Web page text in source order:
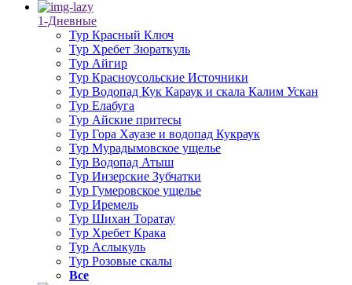
1-Дневные
Тур Красный Ключ
Тур Хребет Зюраткуль
Тур Айгир
Тур Красноусольские Источники
Тур Водопад Кук Караук и скала Калим Ускан
Тур Елабуга
Тур Айские притесы
Тур Гора Хауазе и водопад Кукраук
Тур Мурадымовское ущелье
Тур Водопад Атыш
Тур Инзерские Зубчатки
Тур Гумеровское ущелье
Тур Иремель
Тур Шихан Торатау
Тур Хребет Крака
Тур Аслыкуль
Тур Розовые скалы
Все